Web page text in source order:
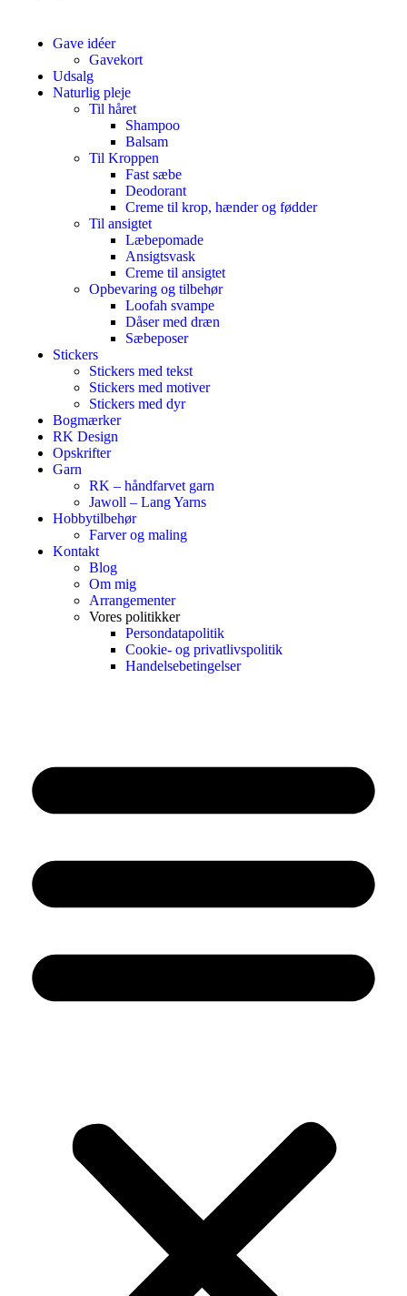
Gave idéer
Gavekort
Udsalg
Naturlig pleje
Til håret
Shampoo
Balsam
Til Kroppen
Fast sæbe
Deodorant
Creme til krop, hænder og fødder
Til ansigtet
Læbepomade
Ansigtsvask
Creme til ansigtet
Opbevaring og tilbehør
Loofah svampe
Dåser med dræn
Sæbeposer
Stickers
Stickers med tekst
Stickers med motiver
Stickers med dyr
Bogmærker
RK Design
Opskrifter
Garn
RK – håndfarvet garn
Jawoll – Lang Yarns
Hobbytilbehør
Farver og maling
Kontakt
Blog
Om mig
Arrangementer
Vores politikker
Persondatapolitik
Cookie- og privatlivspolitik
Handelsebetingelser